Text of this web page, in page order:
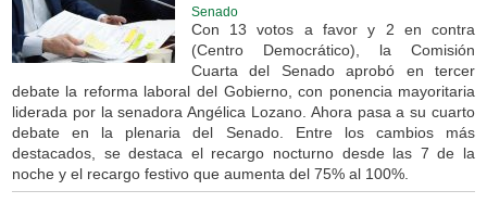
Senado
Con 13 votos a favor y 2 en contra
(Centro Democrático), la Comisión
Cuarta del Senado aprobó en tercer
debate la reforma laboral del Gobierno, con ponencia mayoritaria
liderada por la senadora Angélica Lozano. Ahora pasa a su cuarto
debate en la plenaria del Senado. Entre los cambios más
destacados, se destaca el recargo nocturno desde las 7 de la
noche y el recargo festivo que aumenta del 75% al 100%.